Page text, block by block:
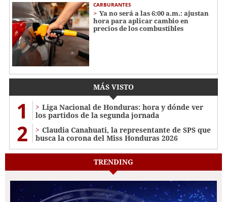
CARBURANTES
Ya no será a las 6:00 a.m.: ajustan
hora para aplicar cambio en
precios de los combustibles
MÁS VISTO
1
Liga Nacional de Honduras: hora y dónde ver
los partidos de la segunda jornada
2
Claudia Canahuati, la representante de SPS que
busca la corona del Miss Honduras 2026
TRENDING